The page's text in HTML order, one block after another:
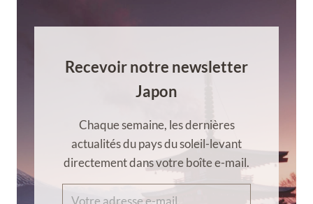
Recevoir notre newsletter
Japon
Chaque semaine, les dernières
actualités du pays du soleil-levant
directement dans votre boîte e-mail.